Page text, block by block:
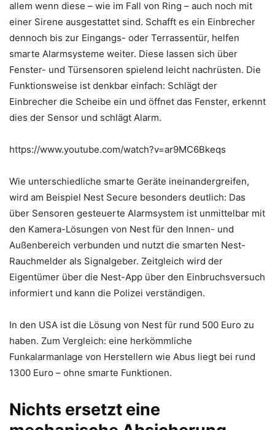
allem wenn diese – wie im Fall von Ring – auch noch mit
einer Sirene ausgestattet sind. Schafft es ein Einbrecher
dennoch bis zur Eingangs- oder Terrassentür, helfen
smarte Alarmsysteme weiter. Diese lassen sich über
Fenster- und Türsensoren spielend leicht nachrüsten. Die
Funktionsweise ist denkbar einfach: Schlägt der
Einbrecher die Scheibe ein und öffnet das Fenster, erkennt
dies der Sensor und schlägt Alarm.
https://www.youtube.com/watch?v=ar9MC6Bkeqs
Wie unterschiedliche smarte Geräte ineinandergreifen,
wird am Beispiel Nest Secure besonders deutlich: Das
über Sensoren gesteuerte Alarmsystem ist unmittelbar mit
den Kamera-Lösungen von Nest für den Innen- und
Außenbereich verbunden und nutzt die smarten Nest-
Rauchmelder als Signalgeber. Zeitgleich wird der
Eigentümer über die Nest-App über den Einbruchsversuch
informiert und kann die Polizei verständigen.
In den USA ist die Lösung von Nest für rund 500 Euro zu
haben. Zum Vergleich: eine herkömmliche
Funkalarmanlage von Herstellern wie Abus liegt bei rund
1300 Euro – ohne smarte Funktionen.
Nichts ersetzt eine